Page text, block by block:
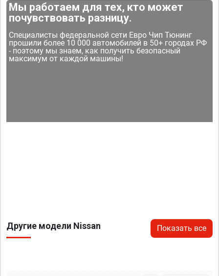
Мы работаем для тех, кто может
почувствовать разницу.
Специалисты федеральной сети Евро Чип Тюнинг
прошили более 10 000 автомобилей в 50+ городах РФ
- поэтому мы знаем, как получить безопасный
максимум от каждой машины!
Другие модели Nissan Показать все